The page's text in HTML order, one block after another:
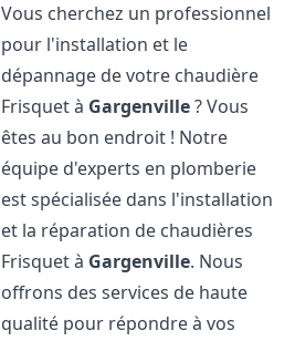
Vous cherchez un professionnel
pour l'installation et le
dépannage de votre chaudière
Frisquet à Gargenville? Vous
êtes au bon endroit ! Notre
équipe d'experts en plomberie
est spécialisée dans l'installation
et la réparation de chaudières
Frisquet à Gargenville. Nous
offrons des services de haute
qualité pour répondre à vos